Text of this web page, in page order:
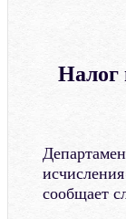
Налог
сообщает